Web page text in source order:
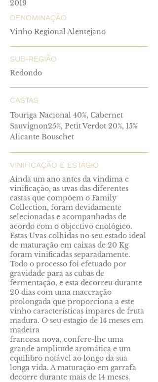
2019
DENOMINAÇÃO
Vinho Regional Alentejano
SUB-REGIÃO
Redondo
CASTAS
Touriga Nacional 40%, Cabernet
Sauvignon25%, Petit Verdot 20%, 15%
Alicante Bouschet
VINIFICAÇÃO E ESTÁGIO
Ainda um ano antes da vindima e
vinificação, as uvas das diferentes
castas que compõem o Family
Collection, foram devidamente
selecionadas e acompanhadas de
acordo com o objectivo enológico.
Estas Uvas colhidas no seu estado ideal
de maturação em caixas de 20 Kg
foram vinificadas separadamente.
Todo o processo foi efetuado por
gravidade para as cubas de
fermentação, e esta decorreu durante
20 dias com uma maceração
prolongada que proporciona a este
vinho características impares de fruta
madura. O seu estagio de 14 meses em
madeira
francesa nova, confere-lhe uma
grande amplitude aromática e um
equilibro notável ao longo da sua
longa vida. A maturação em garrafa
decorre durante mais de 14 meses.